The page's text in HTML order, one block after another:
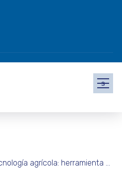
s
herramienta para garantizar la seguridad alimentaria del país